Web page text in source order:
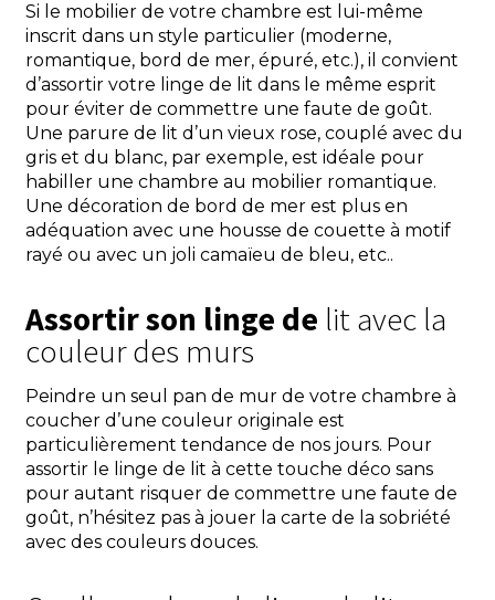
Si le mobilier de votre chambre est lui-même
inscrit dans un style particulier (moderne,
romantique, bord de mer, épuré, etc.), il convient
d’assortir votre linge de lit dans le même esprit
pour éviter de commettre une faute de goût.
Une parure de lit d’un vieux rose, couplé avec du
gris et du blanc, par exemple, est idéale pour
habiller une chambre au mobilier romantique.
Une décoration de bord de mer est plus en
adéquation avec une housse de couette à motif
rayé ou avec un joli camaïeu de bleu, etc..
Assortir son linge de lit avec la
couleur des murs
Peindre un seul pan de mur de votre chambre à
coucher d’une couleur originale est
particulièrement tendance de nos jours. Pour
assortir le linge de lit à cette touche déco sans
pour autant risquer de commettre une faute de
goût, n’hésitez pas à jouer la carte de la sobriété
avec des couleurs douces.